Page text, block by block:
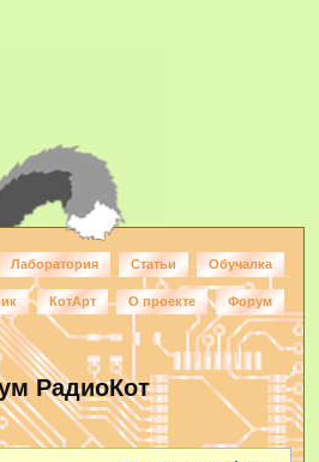
Лаборатория Статьи Обучалка
КотАрт О проекте Форум
РадиоКот